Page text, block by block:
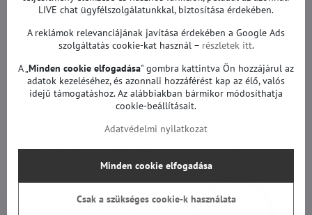
TE65404S26Y2P, TELEFUNKEN TFL6501UHD18B, TELEFUNKEN
TFLU65UHD400B, TELEFUNKEN XU65D401, TOSHIBA 65U5863DA,
TOSHIBA 65U5863DB, TOSHIBA 65U5863DG, TOSHIBA 65U6663DB,
TOSHIBA 65U6663DG, TOSHIBA 65U6763DA, TOSHIBA 65U6763DB,
TOSHIBA 65U6763DG, TOSHIBA 65U6863DG, TOSHIBA 65V6763DB,
TOSHIBA 65V6763DG, VESTEL UHM65UG02 és mások.
Ezekhez a képernyőkhöz alkalmas:
VES650QNTL-2D-U32, VES650QNTA-2D-U12, VES650QNTA-2W-U11,
VES650QNTA-2W-U12, VES650QNTC-2D-U11 és mások.
LIVE chat ügyfélszolgálatunkkal, biztosítása érdekében.
A reklámok relevanciájának javítása érdekében a Google Ads
szolgáltatás cookie-kat használ – részletek itt.
A „Minden cookie elfogadása" gombra kattintva Ön hozzájárul az
adatok kezeléséhez, és azonnali hozzáférést kap az élő, valós
idejű támogatáshoz. Az alábbiakban bármikor módosíthatja
cookie-beállításait.
Adatvédelmi nyilatkozat
Minden cookie elfogadása
Csak a szükséges cookie-k használata